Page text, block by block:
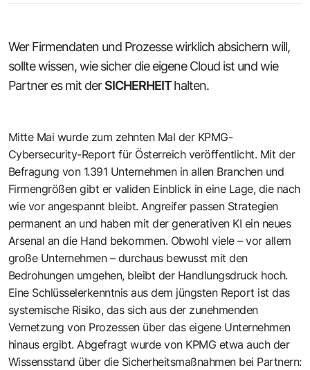
Wer Firmendaten und Prozesse wirklich absichern will,
sollte wissen, wie sicher die eigene Cloud ist und wie
Partner es mit derSICHERHEIThalten.
Mitte Mai wurde zum zehnten Mal der KPMG-
Cybersecurity-Report für Österreich veröffentlicht. Mit der
Befragung von 1.391 Unternehmen in allen Branchen und
Firmengrößen gibt er validen Einblick in eine Lage, die nach
wie vor angespannt bleibt. Angreifer passen Strategien
permanent an und haben mit der generativen KI ein neues
Arsenal an die Hand bekommen. Obwohl viele – vor allem
große Unternehmen – durchaus bewusst mit den
Bedrohungen umgehen, bleibt der Handlungsdruck hoch.
Eine Schlüsselerkenntnis aus dem jüngsten Report ist das
systemische Risiko, das sich aus der zunehmenden
Vernetzung von Prozessen über das eigene Unternehmen
hinaus ergibt. Abgefragt wurde von KPMG etwa auch der
Wissensstand über die Sicherheitsmaßnahmen bei Partnern: